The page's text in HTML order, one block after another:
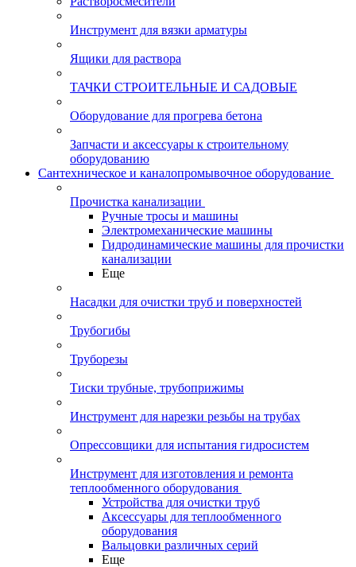
Инструмент для вязки арматуры
Ящики для раствора
ТАЧКИ СТРОИТЕЛЬНЫЕ И САДОВЫЕ
Оборудование для прогрева бетона
Запчасти и аксессуары к строительному
оборудованию
Сантехническое и каналопромывочное оборудование
Прочистка канализации
Ручные тросы и машины
Электромеханические машины
Гидродинамические машины для прочистки
канализации
Еще
Насадки для очистки труб и поверхностей
Трубогибы
Труборезы
Тиски трубные, трубоприжимы
Инструмент для нарезки резьбы на трубах
Опрессовщики для испытания гидросистем
Инструмент для изготовления и ремонта
теплообменного оборудования
Устройства для очистки труб
Аксессуары для теплообменного
оборудования
Вальцовки различных серий
Еще